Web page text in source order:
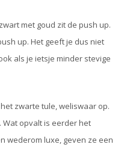
met goud zit de push up.
up. Het geeft je dus niet
als je ietsje minder stevige
zwarte tule, weliswaar op.
Wat opvalt is eerder het
wederom luxe, geven ze een